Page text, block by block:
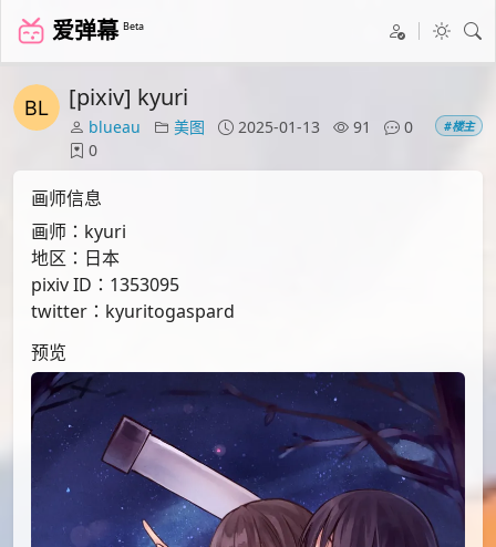
爱弹幕 Beta
[pixiv] kyuri
blueau 美图 2025-01-13 91
0
0
#楼主
画师信息
画师：kyuri
地区：日本
pixiv ID：1353095
twitter：kyuritogaspard
预览